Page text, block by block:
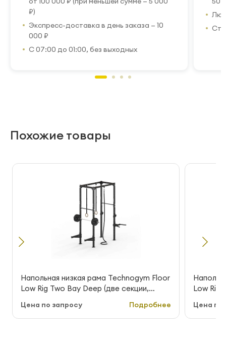
₽)
Экспресс-доставка в день заказа — 10
000 ₽
С 07:00 до 01:00, без выходных
Похожие товары
Напольная низкая рама Technogym Floor
Low Rig Two Bay Deep (две секции,
Цена по запросу Подробнее
Low Rig
Цена по